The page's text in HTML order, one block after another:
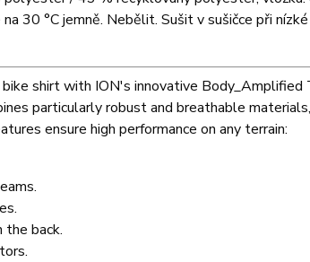
na 30 °C jemně. Nebělit. Sušit v sušičce při
shirt with ION's innovative
particularly robust and breathable
ensure high performance on any terrain:
the back.